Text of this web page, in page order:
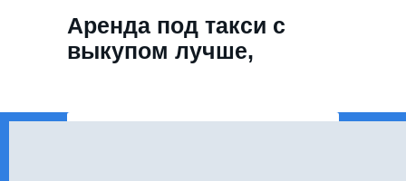
Аренда под такси с
выкупом лучше,